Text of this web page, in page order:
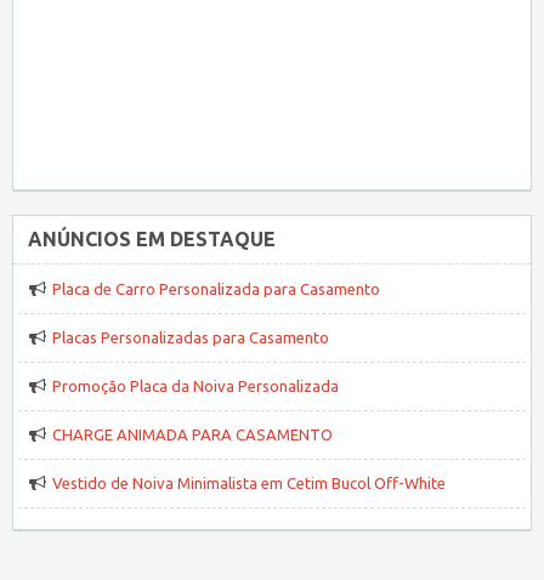
ANÚNCIOS EM DESTAQUE
Placa de Carro Personalizada para Casamento
Placas Personalizadas para Casamento
Promoção Placa da Noiva Personalizada
CHARGE ANIMADA PARA CASAMENTO
Vestido de Noiva Minimalista em Cetim Bucol Off-White